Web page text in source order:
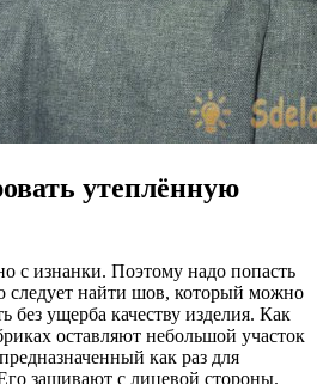
утеплённую
с изнанки. Поэтому надо попасть
следует найти шов, который можно
без ущерба качеству изделия. Как
оставляют небольшой участок
как раз для
зашивают с лицевой стороны.